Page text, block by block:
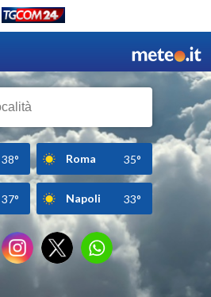
38° Roma 35°
37° Napoli 33°